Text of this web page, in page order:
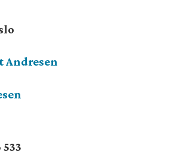
Andresen
533